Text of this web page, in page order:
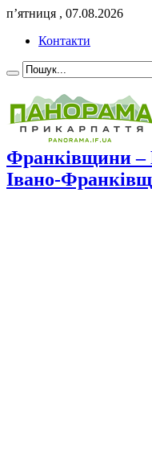
п’ятниця , 07.08.2026
Контакти
Франківщини
Івано-